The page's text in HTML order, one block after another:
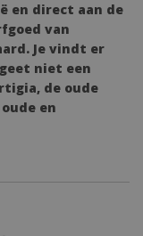
en direct aan de
van
Je vindt er
niet een
de oude
en